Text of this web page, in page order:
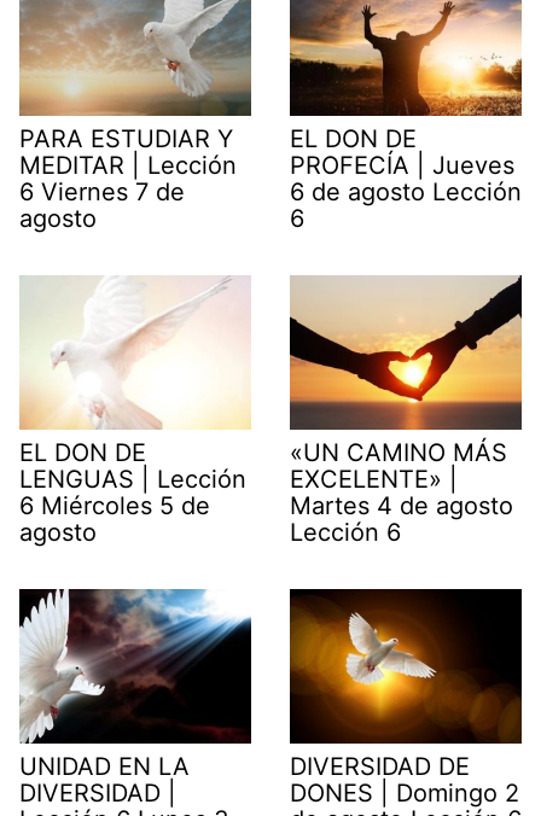
PARA ESTUDIAR Y
MEDITAR | Lección
6 Viernes 7 de
agosto
EL DON DE
PROFECÍA | Jueves
6 de agosto Lección
6
EL DON DE
LENGUAS | Lección
6 Miércoles 5 de
agosto
«UN CAMINO MÁS
EXCELENTE» |
Martes 4 de agosto
Lección 6
UNIDAD EN LA
DIVERSIDAD |
DIVERSIDAD DE
DONES | Domingo 2